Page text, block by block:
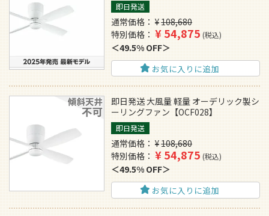
即日発送
通常価格 ¥108,680
特別価格
¥54,875 税込
49.5% OFF
お気に入りに追加
即日発送 大風量 軽量 オーデリック製シ
ーリングファン【OCF028】
即日発送
通常価格 ¥108,680
特別価格
¥54,875 税込
49.5% OFF
お気に入りに追加